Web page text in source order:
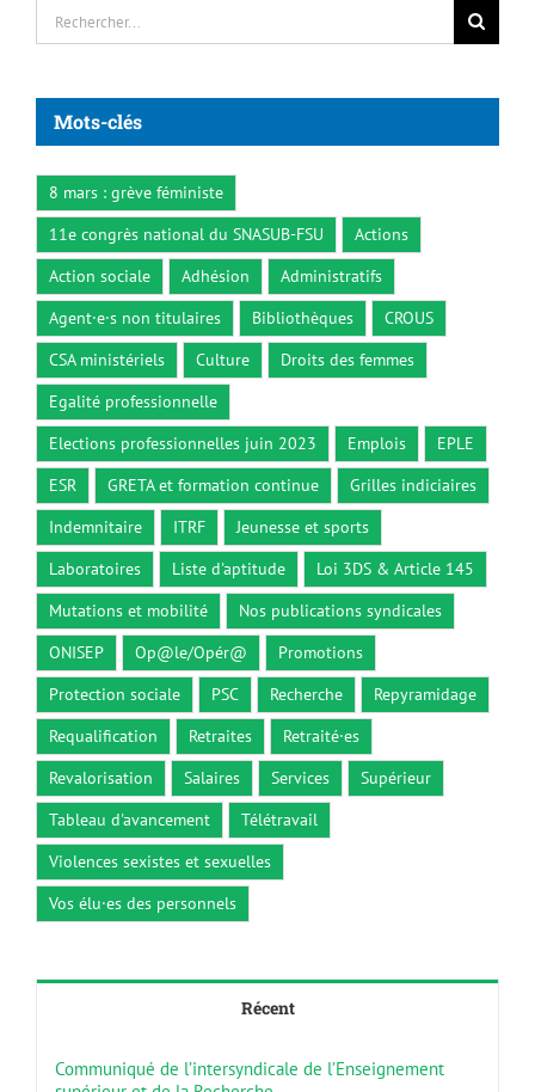
Rechercher:
Mots-clés
8 mars : grève féministe
11e congrès national du SNASUB-FSU
Actions
Action sociale
Adhésion
Administratifs
Agent·e·s non titulaires
Bibliothèques
CROUS
CSA ministériels
Culture
Droits des femmes
Egalité professionnelle
Elections professionnelles juin 2023
Emplois
EPLE
ESR
GRETA et formation continue
Grilles indiciaires
Indemnitaire
ITRF
Jeunesse et sports
Laboratoires
Liste d'aptitude
Loi 3DS & Article 145
Mutations et mobilité
Nos publications syndicales
ONISEP
Op@le/Opér@
Promotions
Protection sociale
PSC Recherche
Repyramidage
Requalification
Retraites
Retraité·es
Revalorisation
Salaires Services
Supérieur
Tableau d'avancement
Télétravail
Violences sexistes et sexuelles
Vos élu·es des personnels
Récent
Communiqué de l’intersyndicale de l’Enseignement